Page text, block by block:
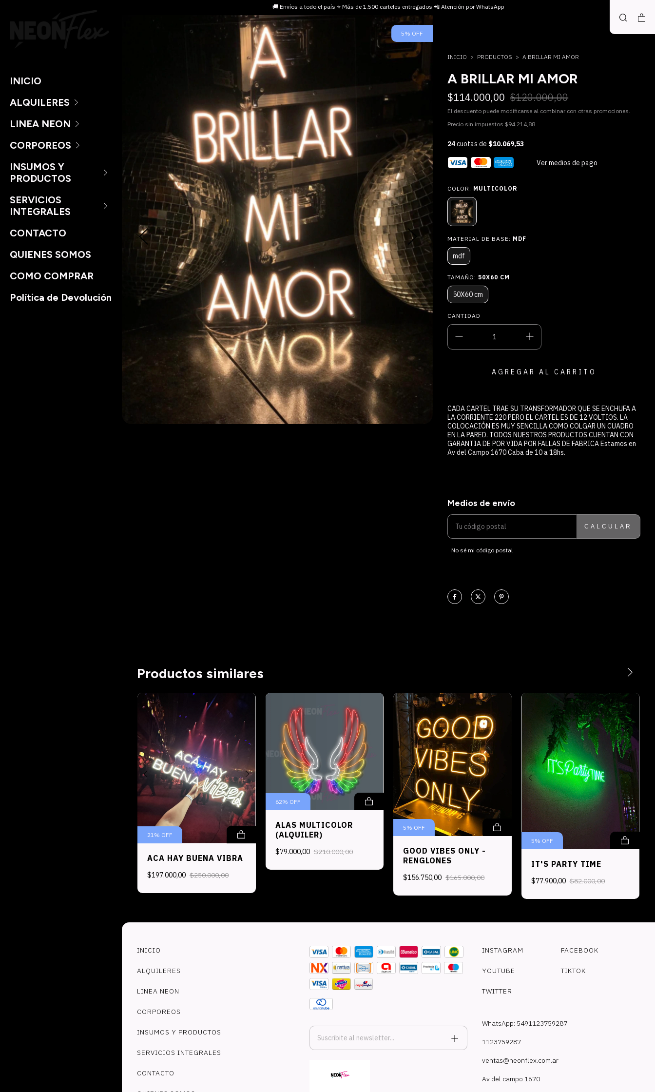
INICIO
ALQUILERES
LINEA NEON
CORPOREOS
INSUMOS Y
PRODUCTOS
SERVICIOS
INTEGRALES
CONTACTO
QUIENES SOMOS
COMO COMPRAR
Política de Devolución
🚚 Envíos a todo el país ⭐ Más de 1.500 carteles entregados 📲 Atención por WhatsApp
5% OFF
INICIO > PRODUCTOS > A BRILLAR MI AMOR
A BRILLAR MI AMOR
$114.000,00 $120.000,00
El descuento puede modificarse al combinar con otras promociones.
Precio sin impuestos $94.214,88
24cuotas de $10.069,53
Ver medios de pago
COLOR: MULTICOLOR
MATERIAL DE BASE: MDF
mdf
TAMAÑO:50X60 CM
50X60 cm
CANTIDAD
CADA CARTEL TRAE SU TRANSFORMADOR QUE SE ENCHUFA A
LA CORRIENTE 220 PERO EL CARTEL ES DE 12 VOLTIOS. LA
COLOCACIÓN ES MUY SENCILLA COMO COLGAR UN CUADRO
EN LA PARED. TODOS NUESTROS PRODUCTOS CUENTAN CON
GARANTIA DE POR VIDA POR FALLAS DE FABRICA Estamos en
Av del Campo 1670 Caba de 10 a 18hs.
ENTREGAS PARA EL CP:
Medios de envío
CALCULAR
No sé mi código postal
Productos similares
21% OFF
ACA HAY BUENA VIBRA
$197.000,00 $250.000,00
62% OFF
ALAS MULTICOLOR
(ALQUILER)
$79.000,00 $210.000,00
5% OFF
GOOD VIBES ONLY -
RENGLONES
$156.750,00 $165.000,00
5% OFF
IT'S PARTY TIME
$77.900,00 $82.000,00
INICIO
ALQUILERES
LINEA NEON
CORPOREOS
INSUMOS Y PRODUCTOS
SERVICIOS INTEGRALES
CONTACTO
INSTAGRAM FACEBOOK
YOUTUBE TIKTOK
TWITTER
WhatsApp: 5491123759287
1123759287
ventas@neonflex.com.ar
Av del campo 1670